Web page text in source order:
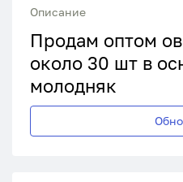
Описание
Продам оптом
около 30 шт в
молодняк